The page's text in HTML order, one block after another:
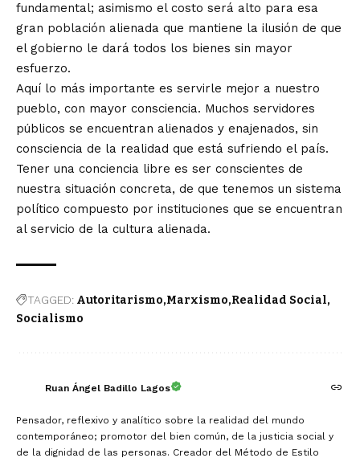
fundamental; asimismo el costo será alto para esa
gran población alienada que mantiene la ilusión de que
el gobierno le dará todos los bienes sin mayor
esfuerzo.
Aquí lo más importante es servirle mejor a nuestro
pueblo, con mayor consciencia. Muchos servidores
públicos se encuentran alienados y enajenados, sin
consciencia de la realidad que está sufriendo el país.
Tener una conciencia libre es ser conscientes de
nuestra situación concreta, de que tenemos un sistema
político compuesto por instituciones que se encuentran
al servicio de la cultura alienada.
TAGGED: Autoritarismo Marxismo Realidad Social
Socialismo
Ruan Ángel Badillo Lagos
Pensador, reflexivo y analítico sobre la realidad del mundo
contemporáneo; promotor del bien común, de la justicia social y
de la dignidad de las personas. Creador del Método de Estilo